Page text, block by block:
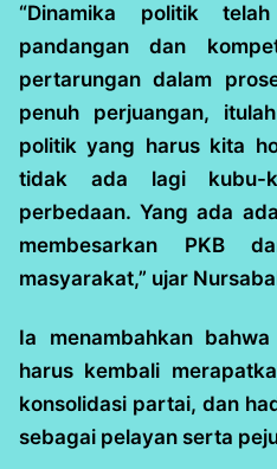
“Dinamika politik
pandangan dan
pertarungan dalam
penuh perjuangan,
politik yang harus kita
tidak ada lagi kubu-
perbedaan. Yang ada
membesarkan PKB
masyarakat,” ujar
Ia menambahkan
harus kembali
konsolidasi partai, dan
sebagai pelayan serta